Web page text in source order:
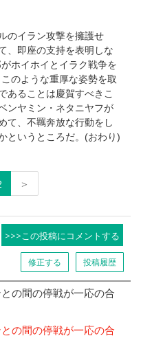
のイラン攻撃を擁護せ
、即座の支持を表明しな
ホイホイとイラク戦争を
のような重厚な姿勢を取
あることは慶賀すべきこ
ンヤミン・ネタニヤフが
て、不羈奔放な行動をし
というところだ。(おわり)
＞
>>>この投稿にコメントする
修正する 投稿履歴
の間の停戦が一応の合
の間の停戦が一応の合